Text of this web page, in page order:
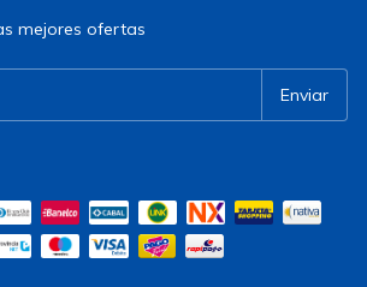
mejores ofertas